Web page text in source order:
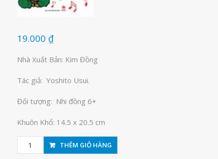
19.000 ₫
Nhà Xuất Bản: Kim Đồng
Tác giả: Yoshito Usui.
Đối tượng: Nhi đồng 6+
Khuôn Khổ: 14.5 x 20.5 cm
Shin-
cậu
THÊM GIỎ HÀNG